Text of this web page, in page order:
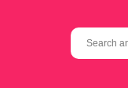
Search
for: